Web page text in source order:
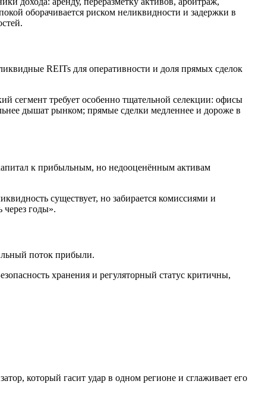
оборачивается риском неликвидности и задержки в
REITs для оперативности и доля прямых сделок
сегмент требует особенно тщательной селекции: офисы
дышат рынком; прямые сделки медленнее и дороже в
к прибыльным, но недооценённым активам
существует, но забирается комиссиями и
годы».
поток прибыли.
хранения и регуляторный статус критичны,
который гасит удар в одном регионе и сглаживает его